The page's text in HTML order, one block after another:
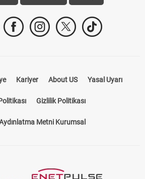
Kariyer About US Yasal Uyarı
Gizlilik Politikası
Metni Kurumsal